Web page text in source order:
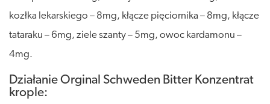
kozłka lekarskiego – 8mg, kłącze pięciornika – 8mg, kłącze
tataraku – 6mg, ziele szanty – 5mg, owoc kardamonu –
4mg.
Działanie Orginal Schweden Bitter Konzentrat
krople: